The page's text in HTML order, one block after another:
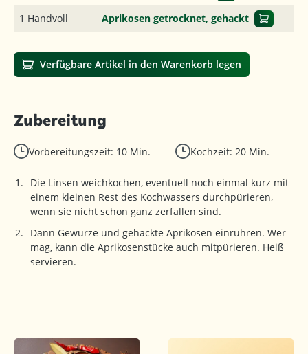
1 Handvoll
Aprikosen getrocknet, gehackt
Verfügbare Artikel in den Warenkorb legen
Zubereitung
Vorbereitungszeit: 10 Min. Kochzeit: 20 Min.
Die Linsen weichkochen, eventuell noch einmal kurz mit
einem kleinen Rest des Kochwassers durchpürieren,
wenn sie nicht schon ganz zerfallen sind.
Dann Gewürze und gehackte Aprikosen einrühren. Wer
mag, kann die Aprikosenstücke auch mitpürieren. Heiß
servieren.